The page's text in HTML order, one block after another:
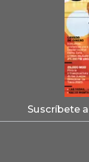
Suscríbete